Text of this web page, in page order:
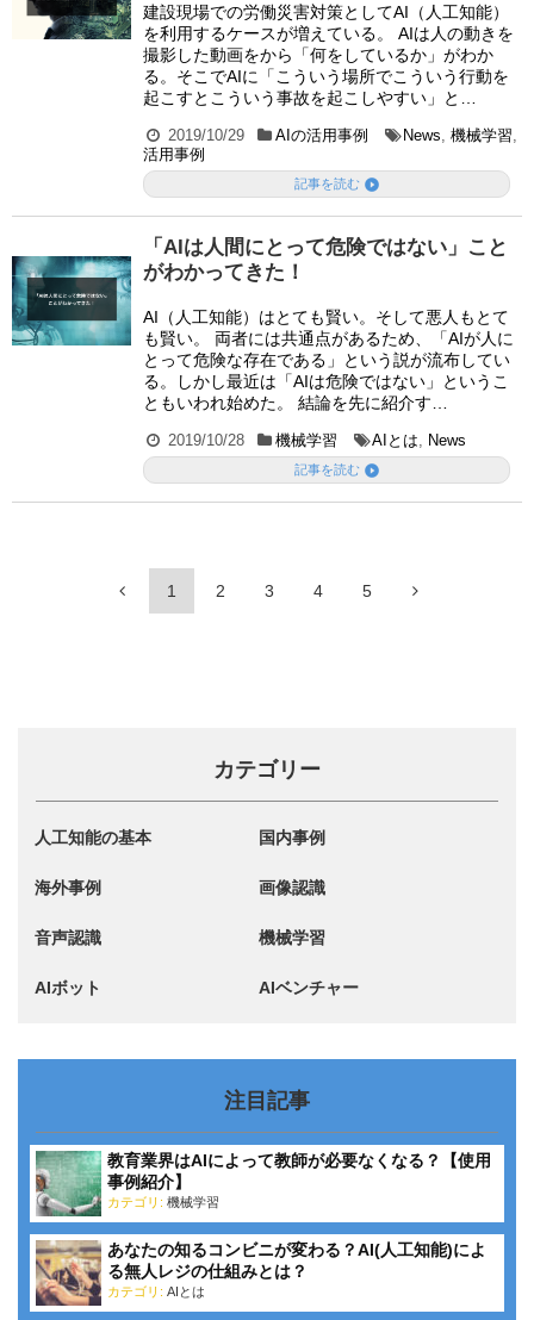
建設現場での労働災害対策としてAI（人工知能）
を利用するケースが増えている。 AIは人の動きを
撮影した動画をから「何をしているか」がわか
る。そこでAIに「こういう場所でこういう行動を
起こすとこういう事故を起こしやすい」と…
2019/10/29 AIの活用事例 News ,機械学習
活用事例
記事を読む 
「AIは人間にとって危険ではない」こと
がわかってきた！
AI（人工知能）はとても賢い。そして悪人もとて
も賢い。 両者には共通点があるため、「AIが人に
とって危険な存在である」という説が流布してい
る。しかし最近は「AIは危険ではない」というこ
ともいわれ始めた。 結論を先に紹介す…
2019/10/28 機械学習 AIとは News
記事を読む 
1 2 3 4 5
カテゴリー
人工知能の基本 国内事例
海外事例 画像認識
音声認識 機械学習
AIボット AIベンチャー
注目記事
教育業界はAIによって教師が必要なくなる？【使用
事例紹介】
カテゴリ: 機械学習
あなたの知るコンビニが変わる？AI(人工知能)によ
る無人レジの仕組みとは？
カテゴリ: AIとは